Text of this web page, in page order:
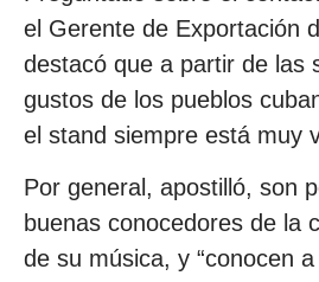
el Gerente de Exportación
destacó que a partir de las
gustos de los pueblos
el stand siempre está muy
Por general, apostilló, son
buenas conocedores de la
de su música, y “conocen